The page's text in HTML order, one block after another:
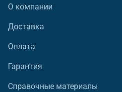
О компании
Доставка
Оплата
Гарантия
Справочные материалы